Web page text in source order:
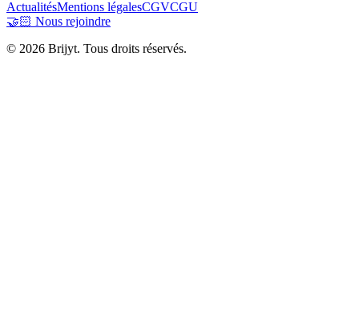
ActualitésMentions légalesCGVCGU
🤝🏻 Nous rejoindre
© 2026 Brijyt. Tous droits réservés.